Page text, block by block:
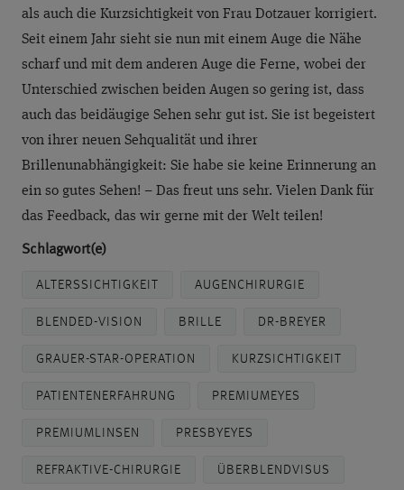
als auch die Kurzsichtigkeit von Frau Dotzauer korrigiert.
Seit einem Jahr sieht sie nun mit einem Auge die Nähe
scharf und mit dem anderen Auge die Ferne, wobei der
Unterschied zwischen beiden Augen so gering ist, dass
auch das beidäugige Sehen sehr gut ist. Sie ist begeistert
von ihrer neuen Sehqualität und ihrer
Brillenunabhängigkeit: Sie habe sie keine Erinnerung an
ein so gutes Sehen! – Das freut uns sehr. Vielen Dank für
das Feedback, das wir gerne mit der Welt teilen!
Schlagwort(e)
ALTERSSICHTIGKEIT AUGENCHIRURGIE
BLENDED-VISION BRILLE DR-BREYER
GRAUER-STAR-OPERATION KURZSICHTIGKEIT
PATIENTENERFAHRUNG PREMIUMEYES
PREMIUMLINSEN PRESBYEYES
REFRAKTIVE-CHIRURGIE ÜBERBLENDVISUS